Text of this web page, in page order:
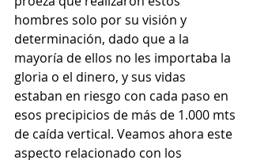
hombres solo por su visión y
determinación, dado que a la
mayoría de ellos no les importaba la
gloria o el dinero, y sus vidas
estaban en riesgo con cada paso en
esos precipicios de más de 1.000 mts
de caída vertical. Veamos ahora este
aspecto relacionado con los